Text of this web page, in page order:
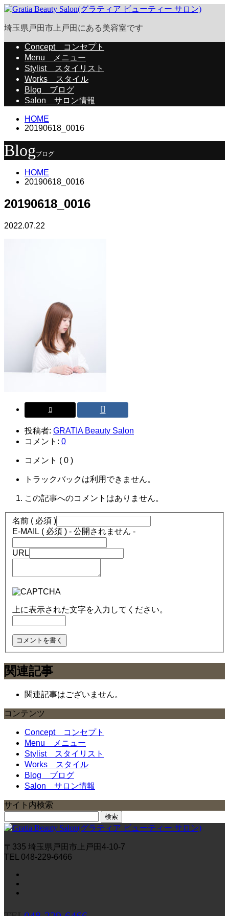
埼玉県戸田市上戸田にある美容室です
Concept
コンセプト
Menu
メニュー
Stylist
スタイリスト
Works
スタイル
Blog ブログ
Salon サロン情報
HOME
20190618_0016
Blogブログ
HOME
20190618_0016
20190618_0016
2022.07.22
投稿者: GRATIA Beauty Salon
コメント: 0
コメント ( 0 )
トラックバックは利用できません。
この記事へのコメントはありません。
名前 ( 必須 )
E-MAIL ( 必須 ) - 公開されません -
URL
上に表示された文字を入力してください。
関連記事
関連記事はございません。
コンテンツ
Concept
コンセプト
Menu
メニュー
Stylist
スタイリスト
Works
スタイル
Blog ブログ
Salon サロン情報
サイト内検索
索:
〒335 埼玉県戸田市上戸田4-10-7
TEL 048-229-6466